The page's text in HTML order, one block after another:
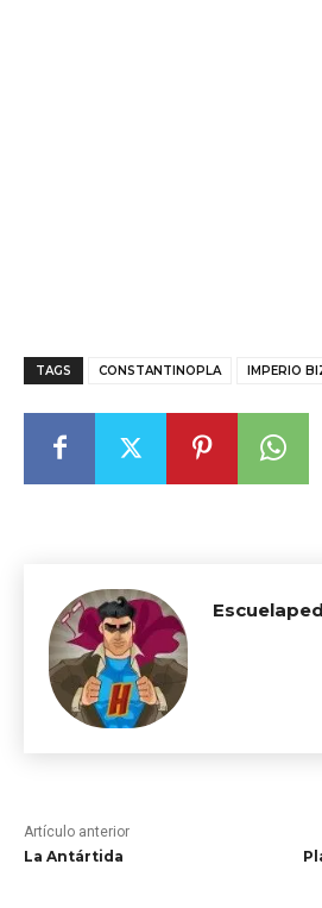
TAGS CONSTANTINOPLA IMPERIO
Artículo anterior
La Antártida